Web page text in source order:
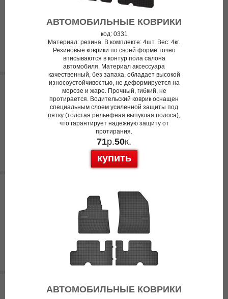
АВТОМОБИЛЬНЫЕ КОВРИКИ
код: 0331
Материал: резина. В комплекте: 4шт. Вес: 4кг.
Резиновые коврики по своей форме точно
вписываются в контур пола салона
автомобиля. Материал аксессуара
качественный, без запаха, обладает высокой
износоустойчивостью, не деформируется на
морозе и жаре. Прочный, гибкий, не
протирается. Водительский коврик оснащен
специальным слоем усиленной защиты под
пятку (толстая рельефная выпуклая полоса),
что гарантирует надежную защиту от
протирания.
71р.50к.
купить
АВТОМОБИЛЬНЫЕ КОВРИКИ